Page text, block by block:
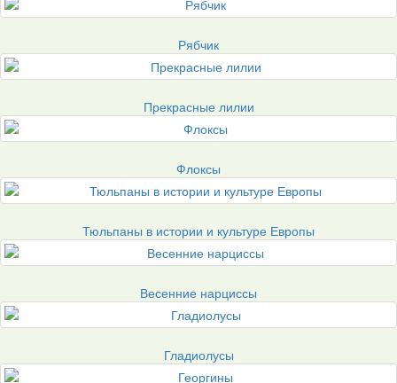
Рябчик
Прекрасные лилии
Флоксы
Тюльпаны в истории и культуре Европы
Весенние нарциссы
Гладиолусы